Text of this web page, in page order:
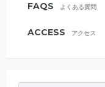
FAQS よくある質問
ACCESS アクセス